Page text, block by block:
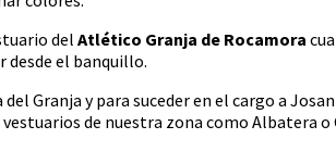
del Atlético Granja de Rocamora
desde el banquillo.
Granja y para suceder en el cargo a
de nuestra zona como Albatera o